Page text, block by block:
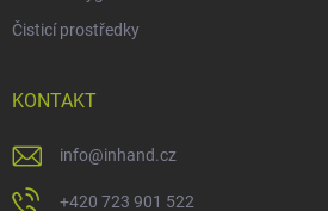
Čisticí prostředky
KONTAKT
info@inhand.cz
+420 723 901 522